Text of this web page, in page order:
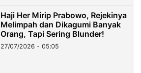
Haji Her Mirip Prabowo, Rejekinya
Melimpah dan Dikagumi Banyak
Orang, Tapi Sering Blunder!
27/07/2026 - 05:05